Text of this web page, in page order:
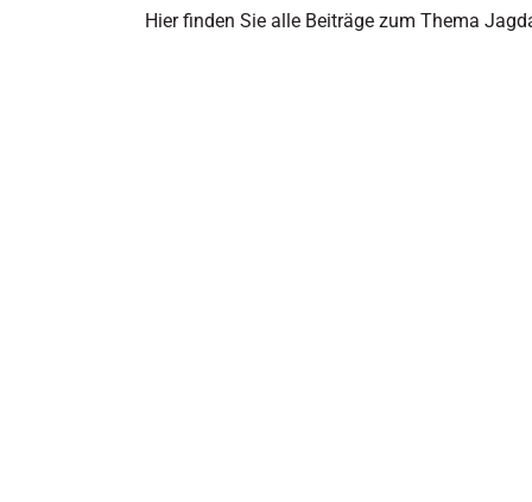
Hier finden Sie alle Beiträge zum Thema